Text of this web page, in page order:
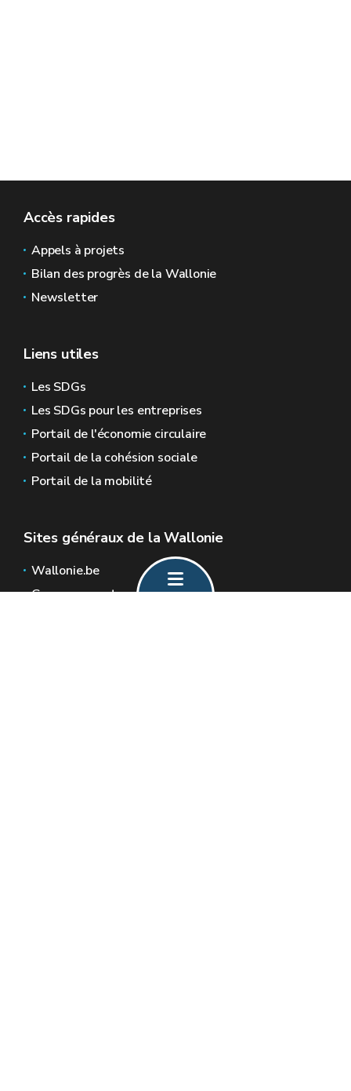
Accès rapides
Appels à projets
Bilan des progrès de la Wallonie
Newsletter
Liens utiles
Les SDGs
Les SDGs pour les entreprises
Portail de l'économie circulaire
Portail de la cohésion sociale
Portail de la mobilité
Sites généraux de la Wallonie
Wallonie.be
Gouvernement wallon